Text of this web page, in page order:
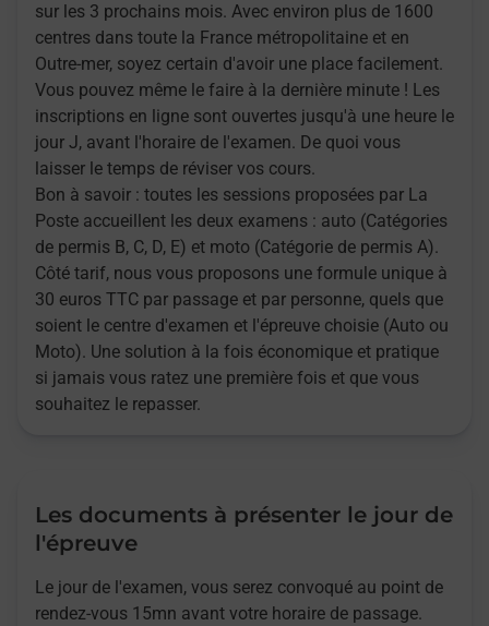
sur les 3 prochains mois. Avec environ plus de 1600
centres dans toute la France métropolitaine et en
Outre-mer, soyez certain d'avoir une place facilement.
Vous pouvez même le faire à la dernière minute ! Les
inscriptions en ligne sont ouvertes jusqu'à une heure le
jour J, avant l'horaire de l'examen. De quoi vous
laisser le temps de réviser vos cours.
Bon à savoir : toutes les sessions proposées par La
Poste accueillent les deux examens : auto (Catégories
de permis B, C, D, E) et moto (Catégorie de permis A).
Côté tarif, nous vous proposons une formule unique à
30 euros TTC par passage et par personne, quels que
soient le centre d'examen et l'épreuve choisie (Auto ou
Moto). Une solution à la fois économique et pratique
si jamais vous ratez une première fois et que vous
souhaitez le repasser.
Les documents à présenter le jour de
l'épreuve
Le jour de l'examen, vous serez convoqué au point de
rendez-vous 15mn avant votre horaire de passage.